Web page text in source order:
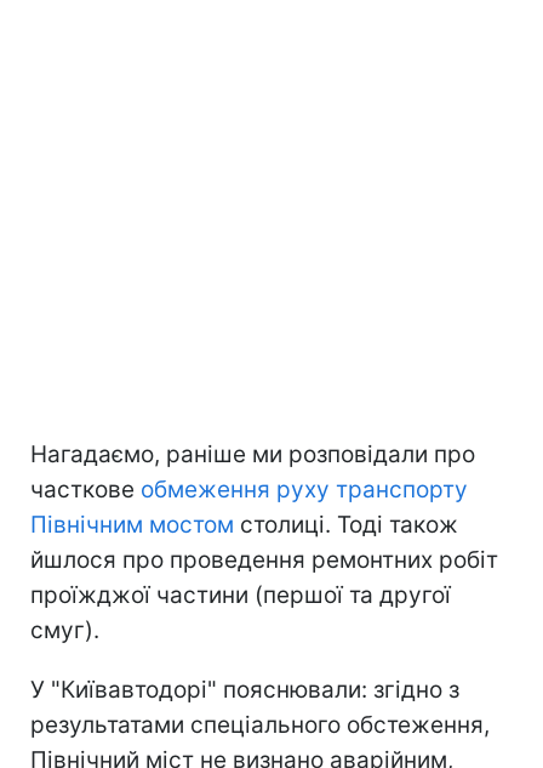
Нагадаємо, раніше ми розповідали про
часткове обмеження руху транспорту
Північним мостом столиці. Тоді також
йшлося про проведення ремонтних робіт
проїжджої частини (першої та другої
смуг).
У "Київавтодорі" пояснювали: згідно з
результатами спеціального обстеження,
Північний міст не визнано аварійним,